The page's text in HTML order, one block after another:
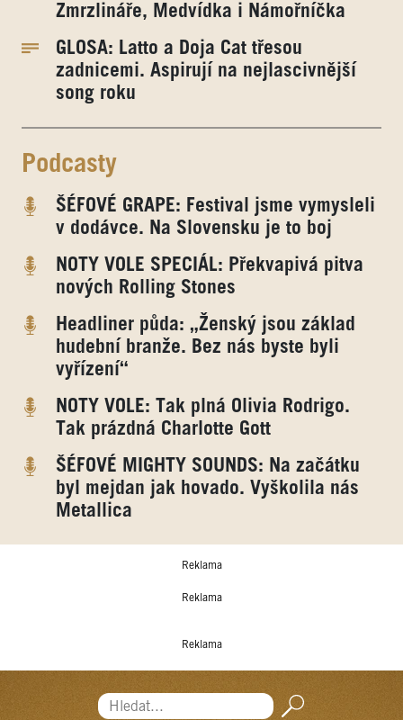
Zmrzlináře, Medvídka i Námořníčka
GLOSA: Latto a Doja Cat třesou
zadnicemi. Aspirují na nejlascivnější
song roku
Podcasty
ŠÉFOVÉ GRAPE: Festival jsme vymysleli
v dodávce. Na Slovensku je to boj
NOTY VOLE SPECIÁL: Překvapivá pitva
nových Rolling Stones
Headliner půda: „Ženský jsou základ
hudební branže. Bez nás byste byli
vyřízení“
NOTY VOLE: Tak plná Olivia Rodrigo.
Tak prázdná Charlotte Gott
ŠÉFOVÉ MIGHTY SOUNDS: Na začátku
byl mejdan jak hovado. Vyškolila nás
Metallica
Reklama
Reklama
Reklama
Hledat...